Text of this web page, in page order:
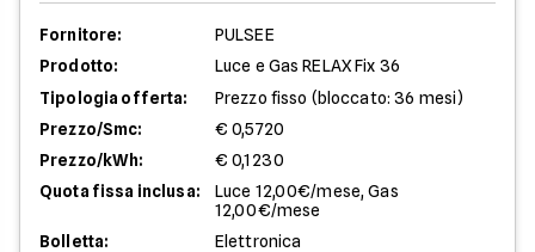
Fornitore:
PULSEE
Prodotto:
Luce e Gas RELAX Fix 36
Tipologia offerta:
Prezzo fisso (bloccato: 36 mesi)
Prezzo/Smc:
€ 0,5720
Prezzo/kWh:
€ 0,1230
Quota fissa inclusa:
Luce 12,00€/mese, Gas
12,00€/mese
Bolletta:
Elettronica